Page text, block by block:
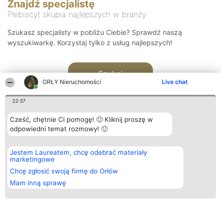
ORŁY Nieruchomości Live chat
22:37
Cześć, chętnie Ci pomogę! 🙂 Kliknij proszę w
odpowiedni temat rozmowy! 🙂
Jestem Laureatem, chcę odebrać materiały
marketingowe
Chcę zgłosić swoją firmę do Orłów
Mam inną sprawę
Znajdź specjalistę
Plebiscyt skupia najlepszych w branży
Szukasz specjalisty w pobliżu Ciebie? Sprawdź naszą
wyszukiwarkę. Korzystaj tylko z usług najlepszych!
Szukaj
Organizator plebiscytu
Bright Side Solutions sp. z o.
o. sp. k.
ul. Ruska 22
Wrocław 50-079
KRS 0000749100 | Regon
381313360 | NIP 8943132676
Plebiscyt
Laureaci
wszystkich
Laureatów
Regulamin
Kontakt
Kontakt